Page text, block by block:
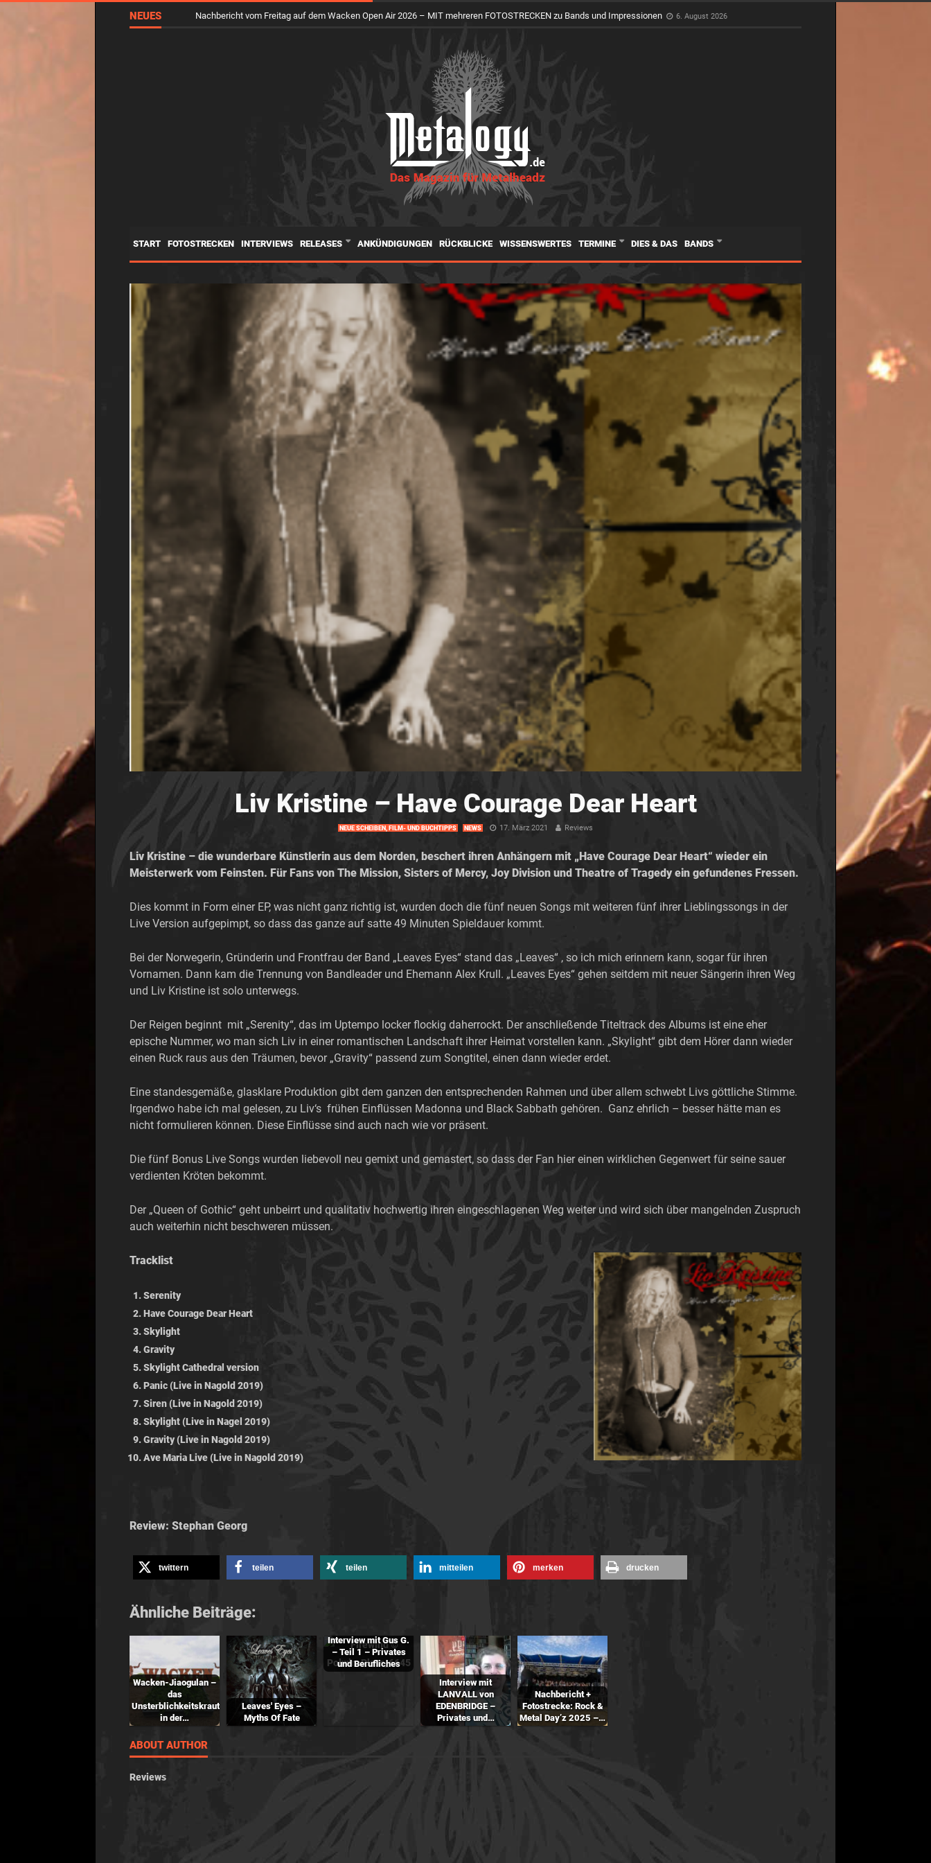
NEUES Nachbericht vom Freitag auf dem Wacken Open Air 2026 – MIT mehreren FOTOSTRECKEN zu Bands und Impressionen 6. August 2026
START FOTOSTRECKEN INTERVIEWS RELEASES ANKÜNDIGUNGEN RÜCKBLICKE WISSENSWERTES TERMINE DIES & DAS BANDS
Liv Kristine – Have Courage Dear Heart
NEUE SCHEIBEN, FILM- UND BUCHTIPPS NEWS 17. März 2021 Reviews
Liv Kristine – die wunderbare Künstlerin aus dem Norden, beschert ihren Anhängern mit „Have Courage Dear Heart“ wieder ein
Meisterwerk vom Feinsten. Für Fans von The Mission, Sisters of Mercy, Joy Division und Theatre of Tragedy ein gefundenes Fressen.
Dies kommt in Form einer EP, was nicht ganz richtig ist, wurden doch die fünf neuen Songs mit weiteren fünf ihrer Lieblingssongs in der
Live Version aufgepimpt, so dass das ganze auf satte 49 Minuten Spieldauer kommt.
Bei der Norwegerin, Gründerin und Frontfrau der Band „Leaves Eyes“ stand das „Leaves“ , so ich mich erinnern kann, sogar für ihren
Vornamen. Dann kam die Trennung von Bandleader und Ehemann Alex Krull. „Leaves Eyes“ gehen seitdem mit neuer Sängerin ihren Weg
und Liv Kristine ist solo unterwegs.
Der Reigen beginnt mit „Serenity“, das im Uptempo locker flockig daherrockt. Der anschließende Titeltrack des Albums ist eine eher
epische Nummer, wo man sich Liv in einer romantischen Landschaft ihrer Heimat vorstellen kann. „Skylight“ gibt dem Hörer dann wieder
einen Ruck raus aus den Träumen, bevor „Gravity“ passend zum Songtitel, einen dann wieder erdet.
Eine standesgemäße, glasklare Produktion gibt dem ganzen den entsprechenden Rahmen und über allem schwebt Livs göttliche Stimme.
Irgendwo habe ich mal gelesen, zu Liv‘s frühen Einflüssen Madonna und Black Sabbath gehören. Ganz ehrlich – besser hätte man es
nicht formulieren können. Diese Einflüsse sind auch nach wie vor präsent.
Die fünf Bonus Live Songs wurden liebevoll neu gemixt und gemastert, so dass der Fan hier einen wirklichen Gegenwert für seine sauer
verdienten Kröten bekommt.
Der „Queen of Gothic“ geht unbeirrt und qualitativ hochwertig ihren eingeschlagenen Weg weiter und wird sich über mangelnden Zuspruch
auch weiterhin nicht beschweren müssen.
Tracklist
Serenity
Have Courage Dear Heart
Skylight
Gravity
Skylight Cathedral version
Panic (Live in Nagold 2019)
Siren (Live in Nagold 2019)
Skylight (Live in Nagel 2019)
Gravity (Live in Nagold 2019)
Ave Maria Live (Live in Nagold 2019)
Review: Stephan Georg
twittern teilen teilen mitteilen merken drucken
Ähnliche Beiträge:
Wacken-Jiaogulan –
das
Unsterblichkeitskraut
in der…
Leaves' Eyes –
Myths Of Fate
Interview mit Gus G.
– Teil 1 – Privates
und Berufliches
Interview mit
LANVALL von
EDENBRIDGE –
Privates und…
Nachbericht +
Fotostrecke: Rock &
Metal Day’z 2025 –…
ABOUT AUTHOR
Reviews